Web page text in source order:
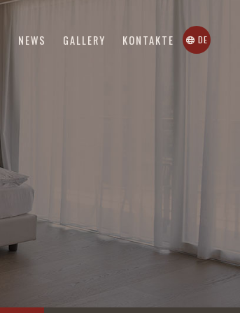
NEWS (AKTUELLE SEITE)
GALLERY (AKTUELLE SEITE)
KONTAKTE DE